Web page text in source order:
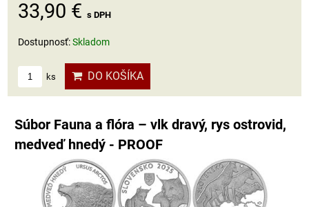
33,90 € s DPH
Dostupnosť:Skladom
ks DO KOŠÍKA
Súbor Fauna a flóra – vlk dravý, rys ostrovid,
medveď hnedý - PROOF